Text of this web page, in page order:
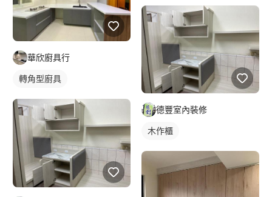
華欣廚具行
轉角型廚具
德豐室內裝修
木作櫃